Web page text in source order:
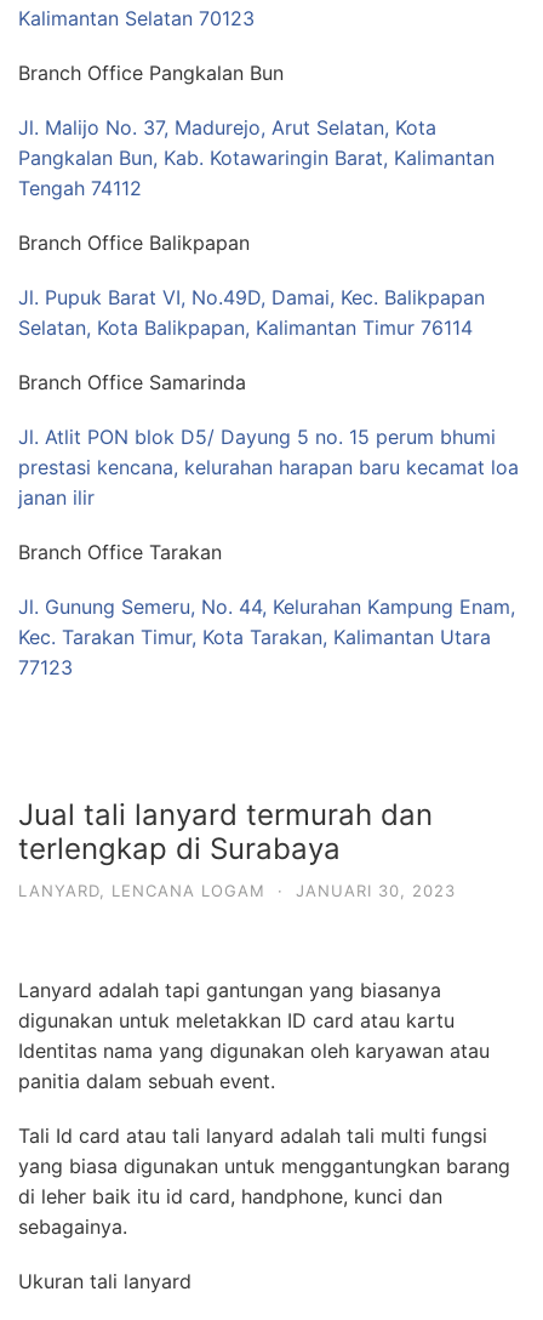
Kalimantan Selatan 70123
Branch Office Pangkalan Bun
Jl. Malijo No. 37, Madurejo, Arut Selatan, Kota
Pangkalan Bun, Kab. Kotawaringin Barat, Kalimantan
Tengah 74112
Branch Office Balikpapan
Jl. Pupuk Barat VI, No.49D, Damai, Kec. Balikpapan
Selatan, Kota Balikpapan, Kalimantan Timur 76114
Branch Office Samarinda
Jl. Atlit PON blok D5/ Dayung 5 no. 15 perum bhumi
prestasi kencana, kelurahan harapan baru kecamat loa
janan ilir
Branch Office Tarakan
Jl. Gunung Semeru, No. 44, Kelurahan Kampung Enam,
Kec. Tarakan Timur, Kota Tarakan, Kalimantan Utara
77123
Jual tali lanyard termurah dan
terlengkap di Surabaya
LANYARD LENCANA LOGAM · JANUARI 30, 2023
Lanyard adalah tapi gantungan yang biasanya
digunakan untuk meletakkan ID card atau kartu
Identitas nama yang digunakan oleh karyawan atau
panitia dalam sebuah event.
Tali Id card atau tali lanyard adalah tali multi fungsi
yang biasa digunakan untuk menggantungkan barang
di leher baik itu id card, handphone, kunci dan
sebagainya.
Ukuran tali lanyard